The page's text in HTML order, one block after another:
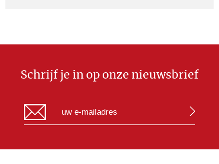
Schrijf je in op onze nieuwsbrief